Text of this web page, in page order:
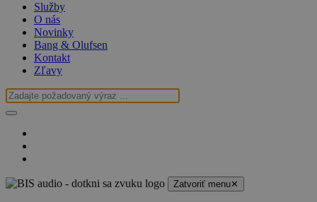
Služby
O nás
Novinky
Bang & Olufsen
Kontakt
Zľavy
Zatvoriť menu✕